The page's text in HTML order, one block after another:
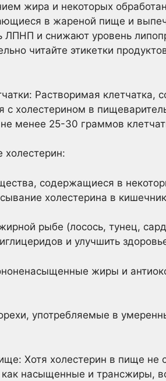
жира и некоторых
в жареной пище и
и снижают уровень
читайте этикетки
Растворимая
с холестерином в
менее 25-30 граммов
содержащиеся в
холестерина в
рыбе (лосось, тунец,
и улучшить
жиры и
употребляемые в
Хотя холестерин в пище не
как насыщенные и трансжиры,